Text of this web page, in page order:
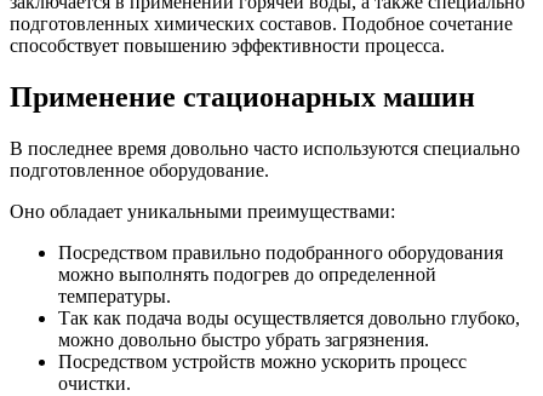
подготовленных химических составов. Подобное сочетание
способствует повышению эффективности процесса.
Применение стационарных машин
В последнее время довольно часто используются специально
подготовленное оборудование.
Оно обладает уникальными преимуществами:
Посредством правильно подобранного оборудования
можно выполнять подогрев до определенной
температуры.
Так как подача воды осуществляется довольно глубоко,
можно довольно быстро убрать загрязнения.
Посредством устройств можно ускорить процесс
очистки.